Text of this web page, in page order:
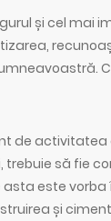
și cel mai
de
trebuie să fie
asta este
și